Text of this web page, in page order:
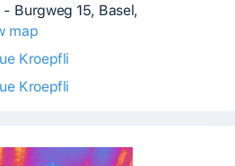
Burgweg 15, Basel,
map
Kroepfli
Kroepfli